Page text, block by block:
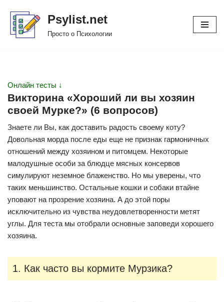
Перейти
Psylist.net
Просто о Психологии
Онлайн тесты ↓
Викторина «Хороший ли вы хозяин
своей Мурке?» (6 вопросов)
Знаете ли Вы, как доставить радость своему коту?
Довольная морда после еды еще не признак гармоничных
отношений между хозяином и питомцем. Некоторые
малодушные особи за блюдце мясных консервов
симулируют неземное блаженство. Но мы уверены, что
таких меньшинство. Остальные кошки и собаки втайне
уповают на прозрение хозяина. А до этой поры
исключительно из чувства неудовлетворенности метят
углы. Для теста мы отобрали основные заповеди хорошего
хозяина.
1. Как часто вы кормите Мурзика?